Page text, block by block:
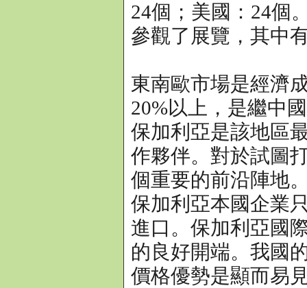
24個；美國：24個
參觀了展覽，其中
東南歐市場是經濟
20%以上，是繼中
保加利亞是該地區
作夥伴。對於試圖
個重要的前沿陣地
保加利亞本國企業
進口。保加利亞國
的良好開端。我國
價格優勢是顯而易